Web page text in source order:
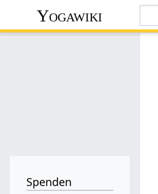
Yogawiki
Spenden